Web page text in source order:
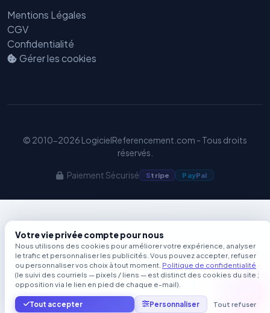
Mentions Légales
CGV
Confidentialité
Gérer les cookies
© 2010-2026 LogicielReferencement.com - Tous droits
réservés.
Paiement Sécurisé Stripe PayPal
Votre vie privée compte pour nous
Nous utilisons des cookies pour améliorer votre expérience, analyser
le trafic et personnaliser les publicités. Vous pouvez accepter, refuser
ou personnaliser vos choix à tout moment. Politique de confidentialité
(le suivi des courriels — pixels / liens — est distinct des cookies du site ;
opposition via le lien en pied de chaque e-mail).
Tout accepter Personnaliser Tout refuser